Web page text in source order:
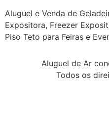
Aluguel e Venda de
Expositora, Freezer
Piso Teto para Feiras e
Aluguel de Ar
Todos os